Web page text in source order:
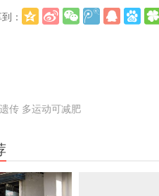
：
传 多运动可减肥